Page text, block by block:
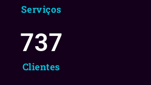
Serviços
Clientes
737